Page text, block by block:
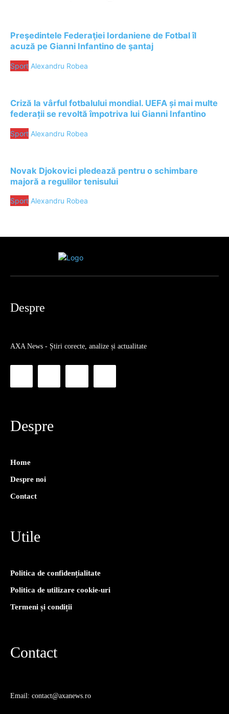
Preşedintele Federaţiei Iordaniene de Fotbal îl
acuză pe Gianni Infantino de şantaj
Sport Alexandru Robea
Criză la vârful fotbalului mondial. UEFA și mai multe
federații se revoltă împotriva lui Gianni Infantino
Sport Alexandru Robea
Novak Djokovici pledează pentru o schimbare
majoră a regulilor tenisului
Sport Alexandru Robea
Despre
AXA News - Știri corecte, analize și actualitate
Despre
Home
Despre noi
Contact
Utile
Politica de confidențialitate
Politica de utilizare cookie-uri
Termeni și condiții
Contact
Email: contact@axanews.ro